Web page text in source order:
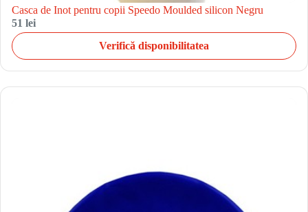
Casca de Inot pentru copii Speedo Moulded silicon Negru
51 lei
Verifică disponibilitatea